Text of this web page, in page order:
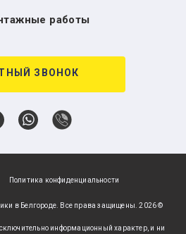
работы
ЗВОНОК
в Белгороде. Все права защищены. 2026 ©
информационный характер, и ни
Политика конфиденциальности